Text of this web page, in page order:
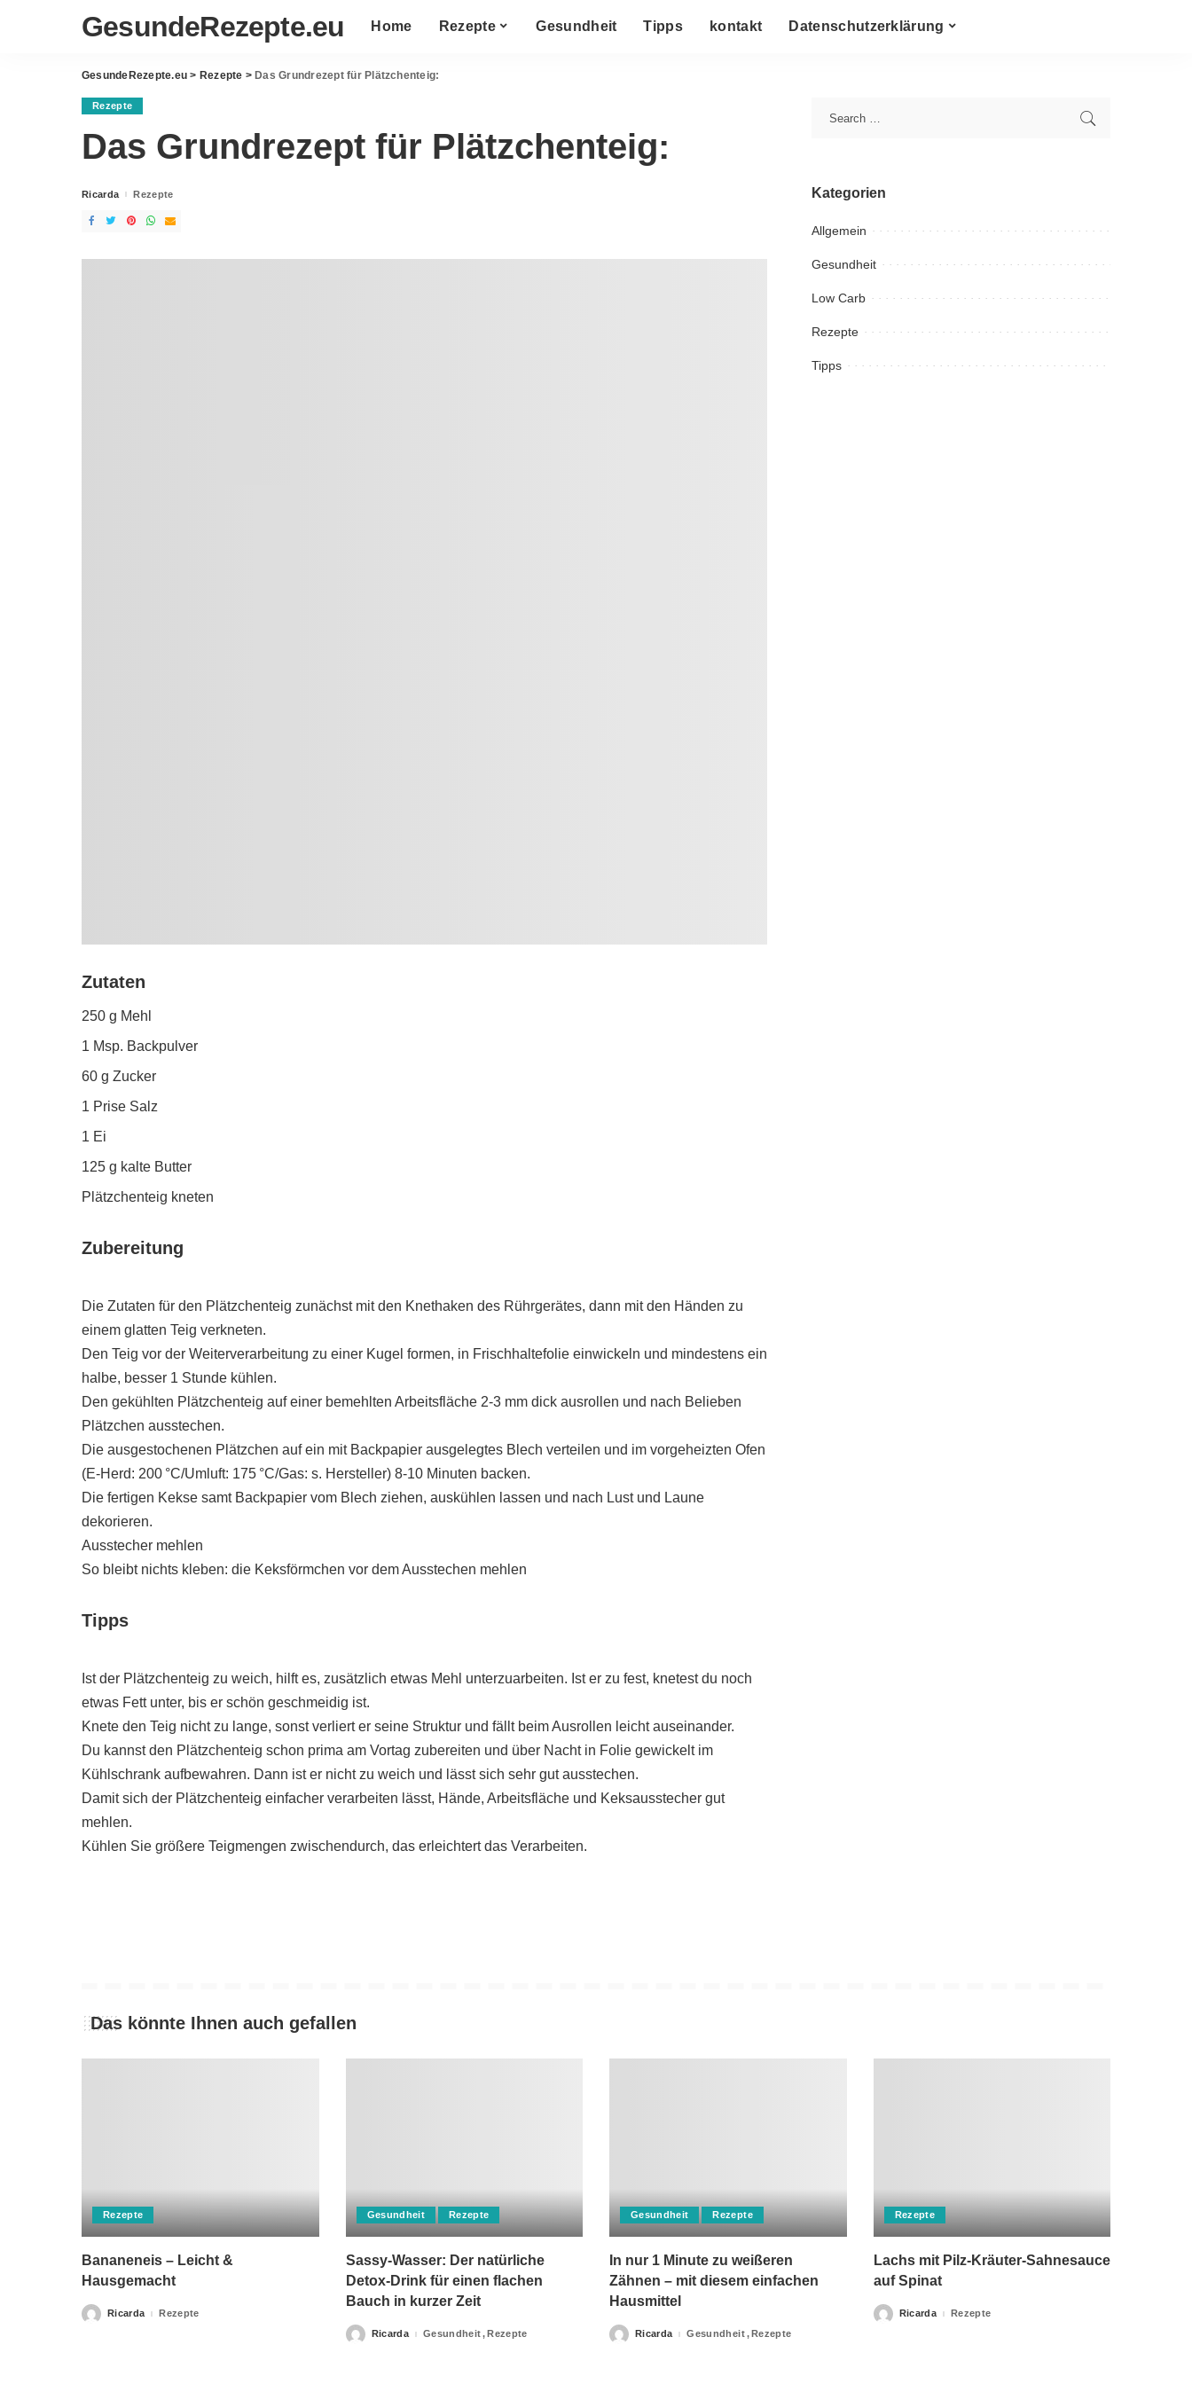
GesundeRezepte.eu Home Rezepte Gesundheit Tipps kontakt Datenschutzerklärung
GesundeRezepte.eu > Rezepte > Das Grundrezept für Plätzchenteig:
Rezepte
Das Grundrezept für Plätzchenteig:
Posted
Ricarda Rezepte
Zutaten
250 g Mehl
1 Msp. Backpulver
60 g Zucker
1 Prise Salz
1 Ei
125 g kalte Butter
Plätzchenteig kneten
Zubereitung
Die Zutaten für den Plätzchenteig zunächst mit den Knethaken des Rührgerätes, dann mit den Händen zu
einem glatten Teig verkneten.
Den Teig vor der Weiterverarbeitung zu einer Kugel formen, in Frischhaltefolie einwickeln und mindestens ein
halbe, besser 1 Stunde kühlen.
Den gekühlten Plätzchenteig auf einer bemehlten Arbeitsfläche 2-3 mm dick ausrollen und nach Belieben
Plätzchen ausstechen.
Die ausgestochenen Plätzchen auf ein mit Backpapier ausgelegtes Blech verteilen und im vorgeheizten Ofen
(E-Herd: 200 °C/Umluft: 175 °C/Gas: s. Hersteller) 8-10 Minuten backen.
Die fertigen Kekse samt Backpapier vom Blech ziehen, auskühlen lassen und nach Lust und Laune
dekorieren.
Ausstecher mehlen
So bleibt nichts kleben: die Keksförmchen vor dem Ausstechen mehlen
Tipps
Ist der Plätzchenteig zu weich, hilft es, zusätzlich etwas Mehl unterzuarbeiten. Ist er zu fest, knetest du noch
etwas Fett unter, bis er schön geschmeidig ist.
Knete den Teig nicht zu lange, sonst verliert er seine Struktur und fällt beim Ausrollen leicht auseinander.
Du kannst den Plätzchenteig schon prima am Vortag zubereiten und über Nacht in Folie gewickelt im
Kühlschrank aufbewahren. Dann ist er nicht zu weich und lässt sich sehr gut ausstechen.
Damit sich der Plätzchenteig einfacher verarbeiten lässt, Hände, Arbeitsfläche und Keksausstecher gut
mehlen.
Kühlen Sie größere Teigmengen zwischendurch, das erleichtert das Verarbeiten.
Kategorien
Allgemein
Gesundheit
Low Carb
Rezepte
Tipps
Das könnte Ihnen auch gefallen
Rezepte
Bananeneis – Leicht &
Hausgemacht
PostedRicarda Rezepte
Gesundheit Rezepte
Sassy-Wasser: Der natürliche
Detox-Drink für einen flachen
Bauch in kurzer Zeit
PostedRicarda Gesundheit Rezepte
Gesundheit Rezepte
In nur 1 Minute zu weißeren
Zähnen – mit diesem einfachen
Hausmittel
PostedRicarda Gesundheit Rezepte
Rezepte
Lachs mit Pilz-Kräuter-Sahnesauce
auf Spinat
PostedRicarda Rezepte